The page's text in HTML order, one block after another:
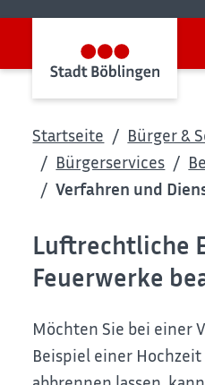
Startseite
Bürger &
Bürgerservices
Verfahren und
Luftrechtliche
Feuerwerke
Möchten Sie bei einer
Beispiel einer